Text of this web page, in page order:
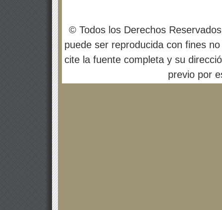
© Todos los Derechos
puede ser reproducida con fines
cite la fuente completa y su
previo por